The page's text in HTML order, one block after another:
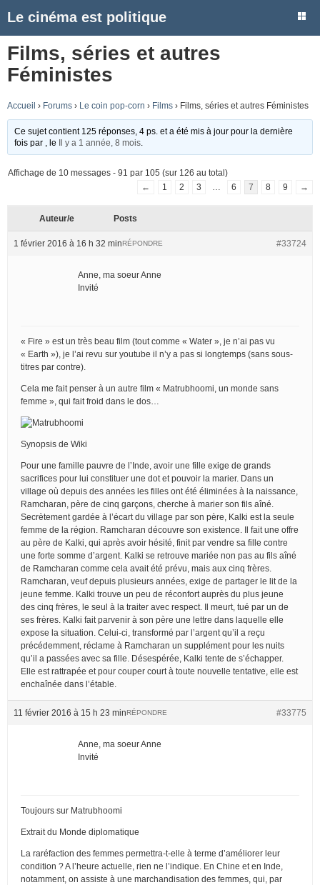
Le cinéma est politique
Films, séries et autres
Féministes
Accueil › Forums › Le coin pop-corn › Films › Films, séries et autres Féministes
Ce sujet contient 125 réponses, 4 ps. et a été mis à jour pour la dernière
fois par
, le Il y a 1 année, 8 mois
Affichage de 10 messages - 91 par 105 (sur 126 au total)
←
1 2 3 6 7 8 9 →
Auteur/e Posts
1 février 2016 à 16 h 32 min #33724
RÉPONDRE
Anne, ma soeur Anne
Invité
« Fire » est un très beau film (tout comme « Water », je n’ai pas vu
« Earth »), je l’ai revu sur youtube il n’y a pas si longtemps (sans sous-
titres par contre).
Cela me fait penser à un autre film « Matrubhoomi, un monde sans
femme », qui fait froid dans le dos…
Synopsis de Wiki
Pour une famille pauvre de l’Inde, avoir une fille exige de grands
sacrifices pour lui constituer une dot et pouvoir la marier. Dans un
village où depuis des années les filles ont été éliminées à la naissance,
Ramcharan, père de cinq garçons, cherche à marier son fils aîné.
Secrètement gardée à l’écart du village par son père, Kalki est la seule
femme de la région. Ramcharan découvre son existence. Il fait une offre
au père de Kalki, qui après avoir hésité, finit par vendre sa fille contre
une forte somme d’argent. Kalki se retrouve mariée non pas au fils aîné
de Ramcharan comme cela avait été prévu, mais aux cinq frères.
Ramcharan, veuf depuis plusieurs années, exige de partager le lit de la
jeune femme. Kalki trouve un peu de réconfort auprès du plus jeune
des cinq frères, le seul à la traiter avec respect. Il meurt, tué par un de
ses frères. Kalki fait parvenir à son père une lettre dans laquelle elle
expose la situation. Celui-ci, transformé par l’argent qu’il a reçu
précédemment, réclame à Ramcharan un supplément pour les nuits
qu’il a passées avec sa fille. Désespérée, Kalki tente de s’échapper.
Elle est rattrapée et pour couper court à toute nouvelle tentative, elle est
enchaînée dans l’étable.
11 février 2016 à 15 h 23 min #33775
RÉPONDRE
Anne, ma soeur Anne
Invité
Toujours sur Matrubhoomi
Extrait du Monde diplomatique
La raréfaction des femmes permettra-t-elle à terme d’améliorer leur
condition ? A l’heure actuelle, rien ne l’indique. En Chine et en Inde,
notamment, on assiste à une marchandisation des femmes, qui, par